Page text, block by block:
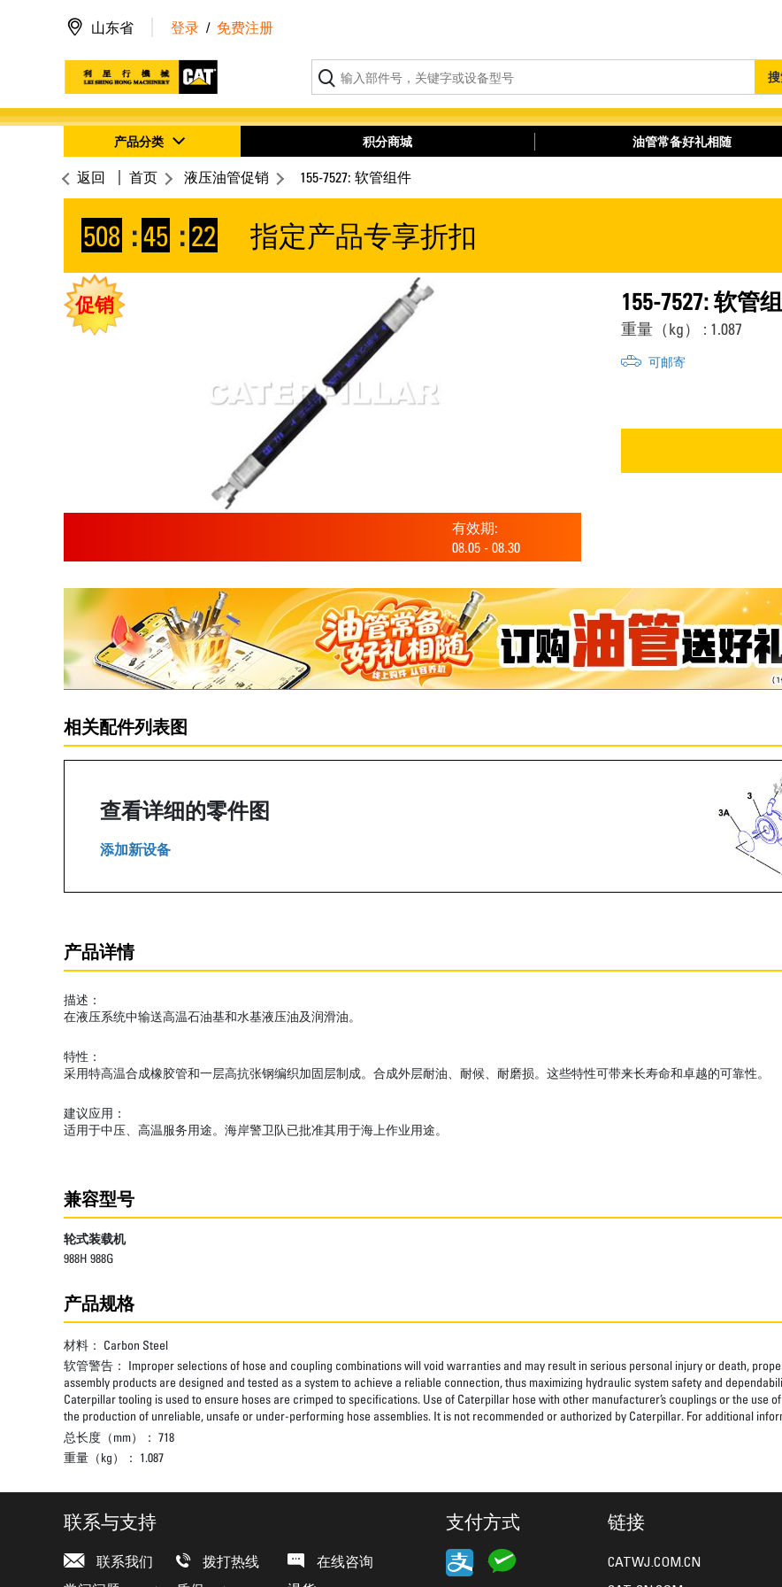
山东省 登录 / 免费注册
产品分类 积分商城 油管常备好礼相随
返回 首页 液压油管促销 155-7527: 软管组件
508 :45 : 22 指定产品专享折扣
促销
有效期:
08.05 - 08.30
155-7527: 软管
重量（kg） : 1.087
可邮寄
相关配件列表图
查看详细的零件图
添加新设备
产品详情
描述：
在液压系统中输送高温石油基和水基液压油及润滑油。
特性：
采用特高温合成橡胶管和一层高抗张钢编织加固层制成。合成外层耐油、耐候、耐磨损。这些特性可带来长寿命和卓越的可靠性。
建议应用：
适用于中压、高温服务用途。海岸警卫队已批准其用于海上作业用途。
兼容型号
轮式装载机
988H 988G
产品规格
材料： Carbon Steel
软管警告： Improper selections of hose and coupling combinations will void warranties and may result in serious personal injury or death,
assembly products are designed and tested as a system to achieve a reliable connection, thus maximizing hydraulic system safety and
Caterpillar tooling is used to ensure hoses are crimped to specifications. Use of Caterpillar hose with other manufacturer’s couplings or the use
the production of unreliable, unsafe or under-performing hose assemblies. It is not recommended or authorized by Caterpillar. For additional
总长度（mm）： 718
重量（kg）： 1.087
联系与支持
联系我们 拨打热线
在线咨询
支付方式 链接
CATWJ.COM.CN